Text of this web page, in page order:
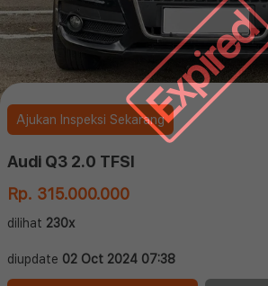
Expired
Ajukan Inspeksi Sekarang
Audi Q3 2.0 TFSI
Rp. 315.000.000
dilihat 230x
diupdate 02 Oct 2024 07:38